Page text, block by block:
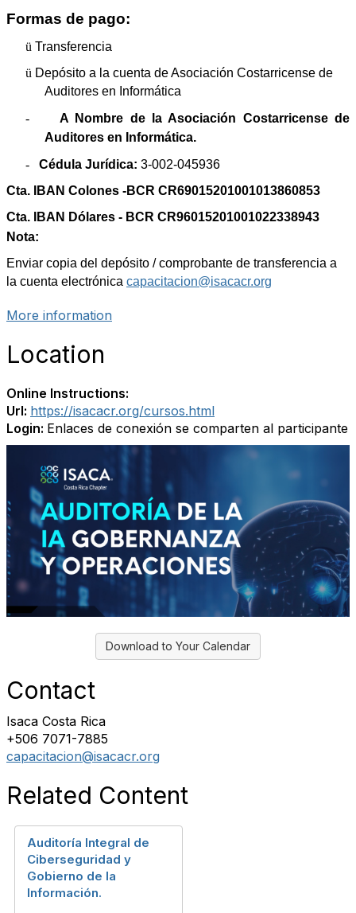
Formas de pago:
ü Transferencia
ü Depósito a la cuenta de Asociación Costarricense de
Auditores en Informática
-
A Nombre de la Asociación Costarricense de
Auditores en Informática.
-
Cédula Jurídica: 3-002-045936
Cta. IBAN Colones -BCR CR69015201001013860853
Cta. IBAN Dólares - BCR CR96015201001022338943
Nota:
Enviar copia del depósito / comprobante de transferencia a
la cuenta electrónica capacitacion@isacacr.org
More information
Location
Online Instructions:
Url: https://isacacr.org/cursos.html
Login: Enlaces de conexión se comparten al participante
Download to Your Calendar
Contact
Isaca Costa Rica
+506 7071-7885
capacitacion@isacacr.org
Related Content
Auditoría Integral de
Ciberseguridad y
Gobierno de la
Información.